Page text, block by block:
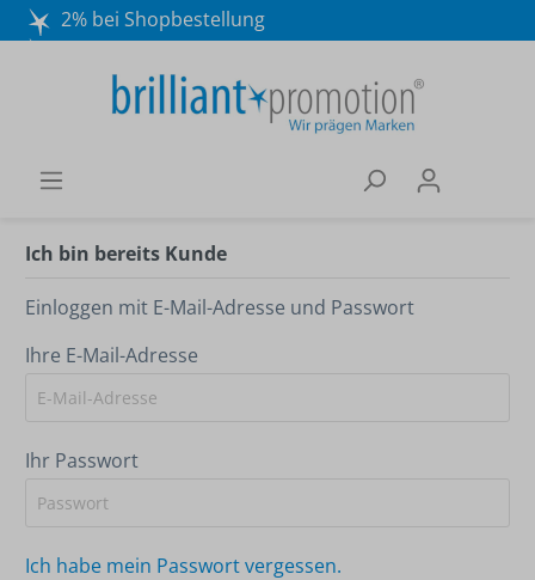
2% bei Shopbestellung
Wir beraten Sie gerne:
040 / 570 18 25 70
Ich bin bereits Kunde
Einloggen mit E-Mail-Adresse und Passwort
Ihre E-Mail-Adresse
Ihr Passwort
Ich habe mein Passwort vergessen.